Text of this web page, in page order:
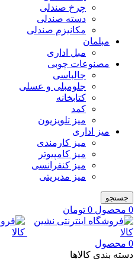
چرخ صندلی
دسته صندلی
مکانیزم صندلی
مبلمان
مبل اداری
مصنوعات چوبی
جالباسی
جلومبلی و عسلی
کتابخانه
کمد
میز تلویزیون
میز اداری
میز کارمندی
میز کامپیوتر
میز کنفرانسی
میز مدیریتی
جستجو
0 محصول 0 تومان
0 محصول
دسته بندی کالاها